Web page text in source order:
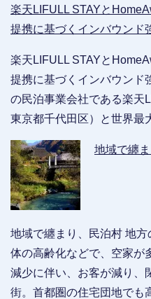
楽天LIFULL STAYと
提携に基づくインバウンド
楽天LIFULL STAYと
提携に基づくインバウン
の民泊事業会社である楽天
東京都千代田区）と世界最
地域で纏
地域で纏まり、民泊村 地
体の高齢化などで、空家が
減少に伴い、お客が減り、
街。首都圏の住宅団地でも